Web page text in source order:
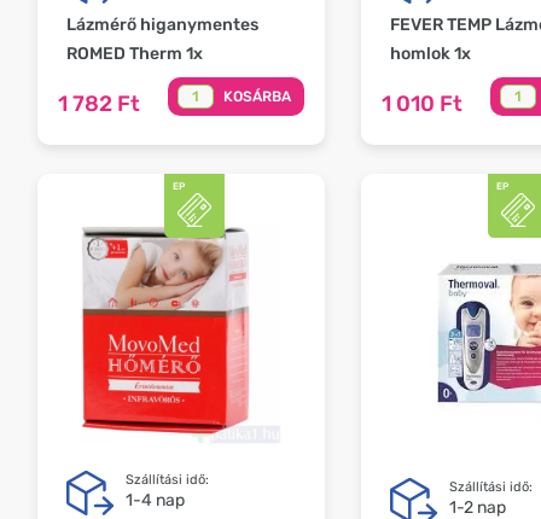
Lázmérő higanymentes
ROMED Therm 1x
1 782 Ft KOSÁRBA
FEVER TEMP
homlok 1x
1 010 Ft
Szállítási idő:
1-4 nap
Szállítási idő:
1-2 nap